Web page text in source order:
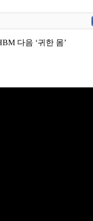
다음 ‘귀한 몸’